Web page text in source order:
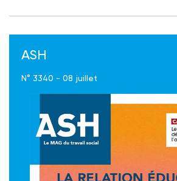
ASH
N° 3340 - 08 juillet